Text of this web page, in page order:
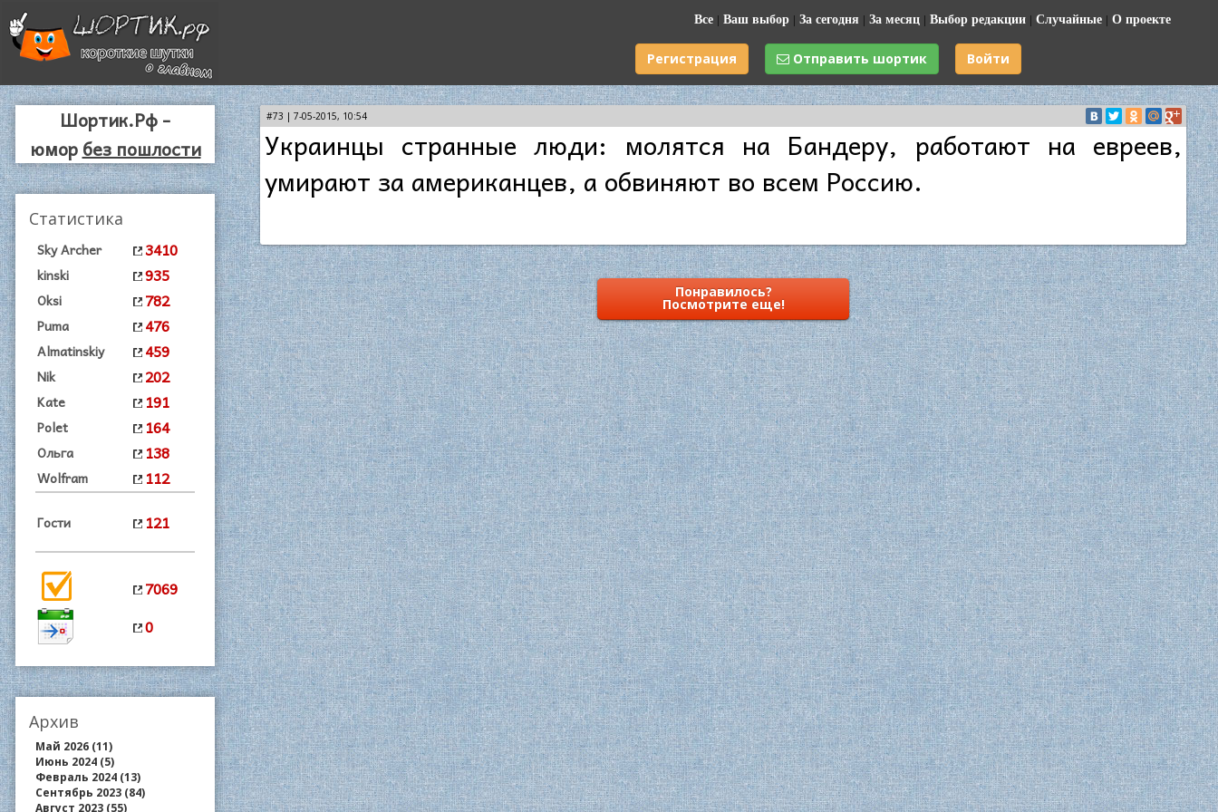
Все | Ваш выбор | За сегодня | За месяц | Выбор редакции | Случайные | О проекте
Регистрация Отправить шортик Войти
Шортик.Рф -
юморбез пошлости
Статистика
Sky Archer 3410
kinski 935
Oksi 782
Puma 476
Almatinskiy 459
Nik 202
Kate 191
Polet 164
Ольга 138
Wolfram 112
Гости 121
7069
0
Архив
Май 2026 (11)
Июнь 2024 (5)
Февраль 2024 (13)
Сентябрь 2023 (84)
Август 2023 (55)
#73 | 7-05-2015, 10:54
Украинцы странные люди: молятся на Бандеру, работают на евреев,
умирают за американцев, а обвиняют во всем Россию.
Понравилось?
Посмотрите еще!